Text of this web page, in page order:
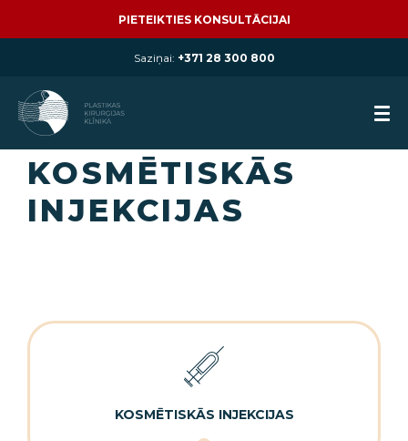
PIETEIKTIES KONSULTĀCIJAI
Saziņai: +371 28 300 800
KOSMĒTISKĀS
INJEKCIJAS
KOSMĒTISKĀS INJEKCIJAS